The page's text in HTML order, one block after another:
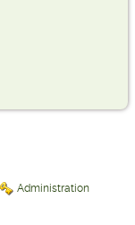
Administration